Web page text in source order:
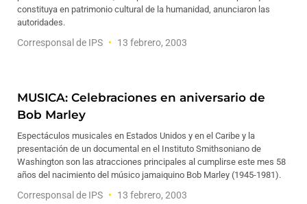
constituya en patrimonio cultural de la humanidad, anunciaron las
autoridades.
Corresponsal de IPS 13 febrero, 2003
MUSICA: Celebraciones en aniversario de
Bob Marley
Espectáculos musicales en Estados Unidos y en el Caribe y la
presentación de un documental en el Instituto Smithsoniano de
Washington son las atracciones principales al cumplirse este mes 58
años del nacimiento del músico jamaiquino Bob Marley (1945-1981).
Corresponsal de IPS 13 febrero, 2003